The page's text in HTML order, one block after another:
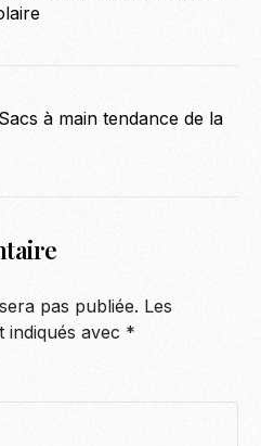
à main tendance de la
pas publiée. Les
indiqués avec *